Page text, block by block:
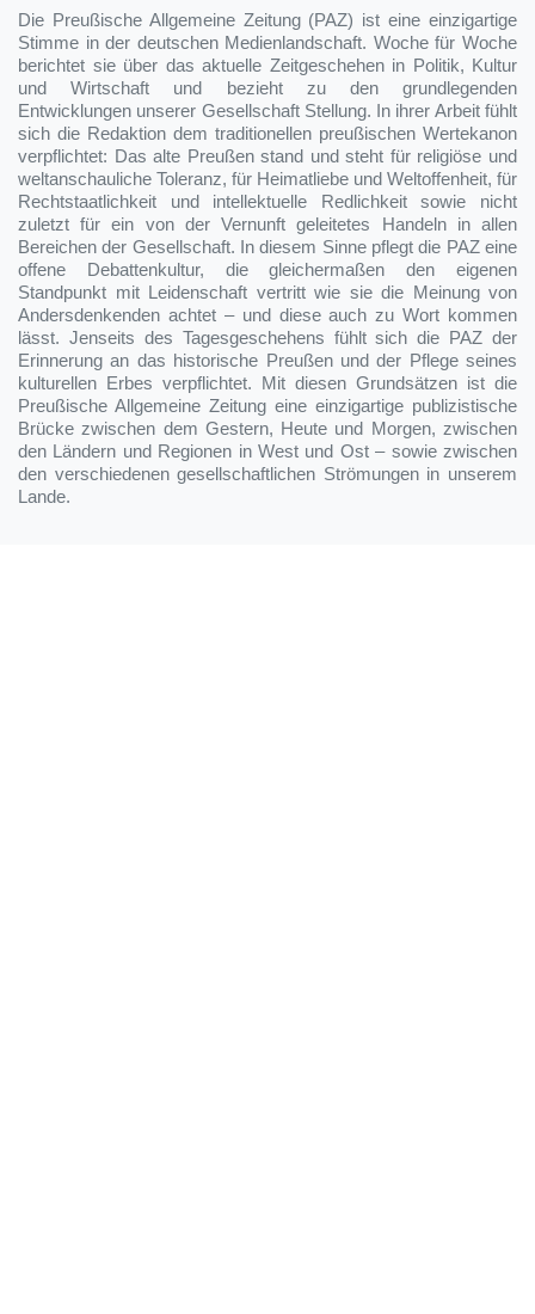
Die Preußische Allgemeine Zeitung (PAZ) ist eine einzigartige
Stimme in der deutschen Medienlandschaft. Woche für Woche
berichtet sie über das aktuelle Zeitgeschehen in Politik, Kultur
und Wirtschaft und bezieht zu den grundlegenden
Entwicklungen unserer Gesellschaft Stellung. In ihrer Arbeit fühlt
sich die Redaktion dem traditionellen preußischen Wertekanon
verpflichtet: Das alte Preußen stand und steht für religiöse und
weltanschauliche Toleranz, für Heimatliebe und Weltoffenheit, für
Rechtstaatlichkeit und intellektuelle Redlichkeit sowie nicht
zuletzt für ein von der Vernunft geleitetes Handeln in allen
Bereichen der Gesellschaft. In diesem Sinne pflegt die PAZ eine
offene Debattenkultur, die gleichermaßen den eigenen
Standpunkt mit Leidenschaft vertritt wie sie die Meinung von
Andersdenkenden achtet – und diese auch zu Wort kommen
lässt. Jenseits des Tagesgeschehens fühlt sich die PAZ der
Erinnerung an das historische Preußen und der Pflege seines
kulturellen Erbes verpflichtet. Mit diesen Grundsätzen ist die
Preußische Allgemeine Zeitung eine einzigartige publizistische
Brücke zwischen dem Gestern, Heute und Morgen, zwischen
den Ländern und Regionen in West und Ost – sowie zwischen
den verschiedenen gesellschaftlichen Strömungen in unserem
Lande.